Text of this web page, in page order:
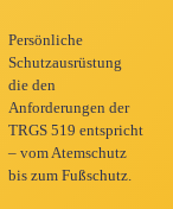
Persönliche
Schutzausrüstung
die den
Anforderungen der
TRGS 519 entspricht
– vom Atemschutz
bis zum Fußschutz.